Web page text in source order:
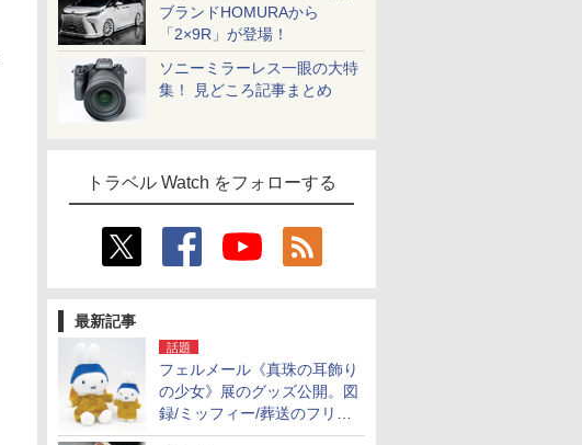
ブランドHOMURAから
「2×9R」が登場！
ソニーミラーレス一眼の大特
集！ 見どころ記事まとめ
トラベル Watch をフォローする
最新記事
話題
フェルメール《真珠の耳飾り
の少女》展のグッズ公開。図
録/ミッフィー/葬送のフリー
レンほか、注目ブランドコラ